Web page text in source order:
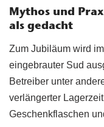
Mythos und
als gedacht
Zum Jubiläum wird
eingebrauter Sud
Betreiber unter
verlängerter
Geschenkflaschen